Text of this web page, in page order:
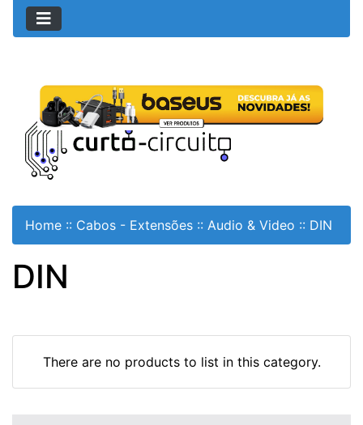
Home :: Cabos - Extensões :: Audio & Video :: DIN
DIN
There are no products to list in this category.